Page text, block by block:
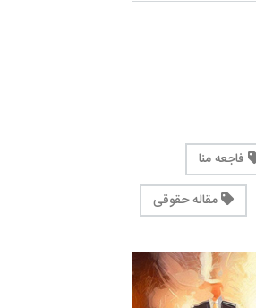
فاجعه منا
مقاله حقوقی